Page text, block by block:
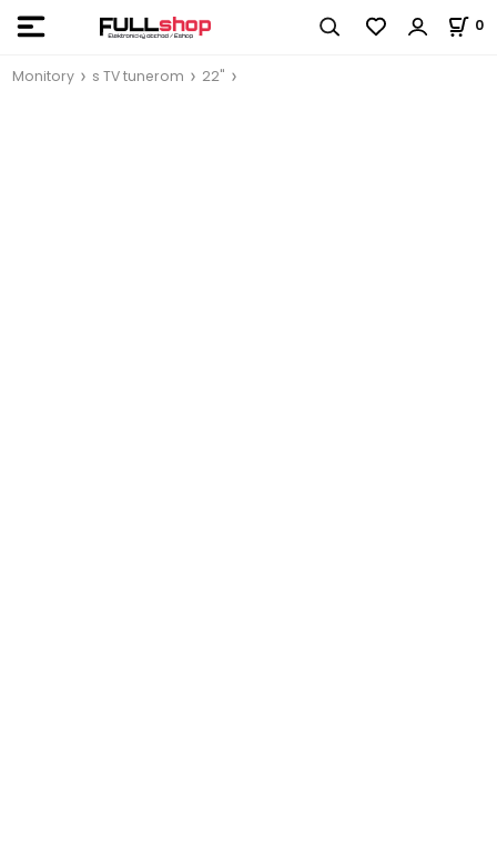
0
Monitory s TV tunerom 22"